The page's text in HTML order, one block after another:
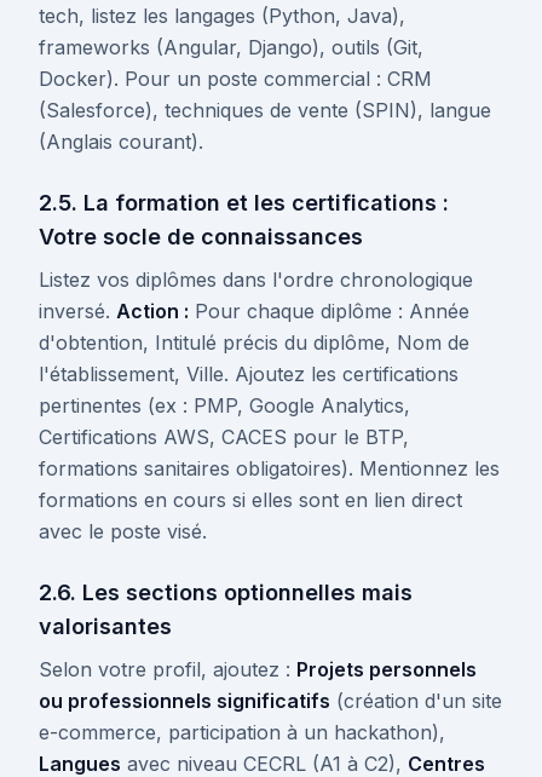
tech, listez les langages (Python, Java),
frameworks (Angular, Django), outils (Git,
Docker). Pour un poste commercial : CRM
(Salesforce), techniques de vente (SPIN), langue
(Anglais courant).
2.5. La formation et les certifications :
Votre socle de connaissances
Listez vos diplômes dans l'ordre chronologique
inversé. Action : Pour chaque diplôme : Année
d'obtention, Intitulé précis du diplôme, Nom de
l'établissement, Ville. Ajoutez les certifications
pertinentes (ex : PMP, Google Analytics,
Certifications AWS, CACES pour le BTP,
formations sanitaires obligatoires). Mentionnez les
formations en cours si elles sont en lien direct
avec le poste visé.
2.6. Les sections optionnelles mais
valorisantes
Selon votre profil, ajoutez : Projets personnels
ou professionnels significatifs (création d'un site
e-commerce, participation à un hackathon),
Langues avec niveau CECRL (A1 à C2), Centres